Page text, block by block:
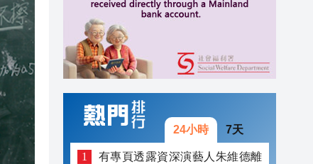
17:11
17:53
17:34
24小時 7天
有專頁透露資深演藝人朱維德離